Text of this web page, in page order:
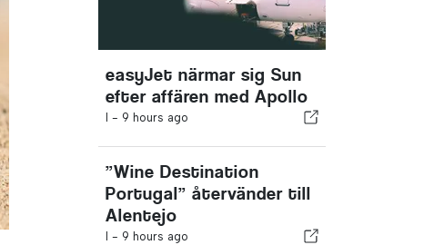
easyJet närmar sig Sun
efter affären med Apollo
I - 9 hours ago
”Wine Destination
Portugal” återvänder till
Alentejo
I - 9 hours ago